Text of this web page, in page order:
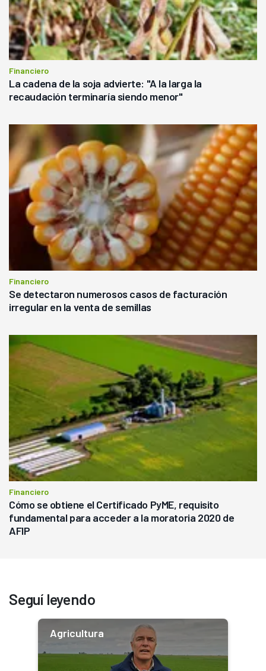
Financiero
La cadena de la soja advierte: "A la larga la
recaudación terminaría siendo menor"
Financiero
Se detectaron numerosos casos de facturación
irregular en la venta de semillas
Financiero
Cómo se obtiene el Certificado PyME, requisito
fundamental para acceder a la moratoria 2020 de
AFIP
Seguí leyendo
Agricultura